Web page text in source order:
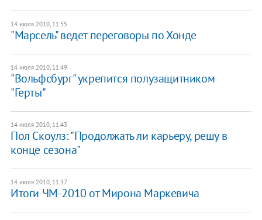
14 июля 2010, 11:55
"Марсель" ведет переговоры по Хонде
14 июля 2010, 11:49
"Вольфсбург" укрепится полузащитником
"Герты"
14 июля 2010, 11:43
Пол Скоулз: "Продолжать ли карьеру, решу в
конце сезона"
14 июля 2010, 11:37
Итоги ЧМ-2010 от Мирона Маркевича